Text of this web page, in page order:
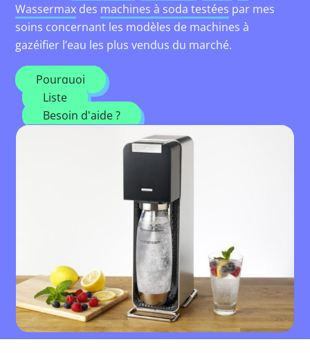
Wassermax des machines à soda testées par mes
soins concernant les modèles de machines à
gazéifier l’eau les plus vendus du marché.
Pourquoi
Liste
Besoin d'aide ?